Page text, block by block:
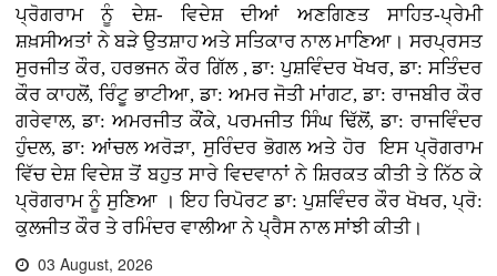
ਪ੍ਰੋਗਰਾਮ ਨੂੰ ਦੇਸ਼- ਵਿਦੇਸ਼ ਦੀਆਂ ਅਣਗਿਣਤ ਸਾਹਿਤ-ਪ੍ਰੇਮੀ
ਸ਼ਖ਼ਸੀਅਤਾਂ ਨੇ ਬੜੇ ਉਤਸ਼ਾਹ ਅਤੇ ਸਤਿਕਾਰ ਨਾਲ ਮਾਣਿਆ। ਸਰਪ੍ਰਸਤ
ਸੁਰਜੀਤ ਕੌਰ, ਹਰਭਜਨ ਕੌਰ ਗਿੱਲ , ਡਾ: ਪੁਸ਼ਵਿੰਦਰ ਖੋਖਰ, ਡਾ: ਸਤਿੰਦਰ
ਕੌਰ ਕਾਹਲੋਂ, ਰਿੰਟੂ ਭਾਟੀਆ, ਡਾ: ਅਮਰ ਜੋਤੀ ਮਾਂਗਟ, ਡਾ: ਰਾਜਬੀਰ ਕੌਰ
ਗਰੇਵਾਲ, ਡਾ: ਅਮਰਜੀਤ ਕੌਂਕੇ, ਪਰਮਜੀਤ ਸਿੰਘ ਢਿੱਲੋਂ, ਡਾ: ਰਾਜਵਿੰਦਰ
ਹੁੰਦਲ, ਡਾ: ਆਂਚਲ ਅਰੋੜਾ, ਸੁਰਿੰਦਰ ਭੋਗਲ ਅਤੇ ਹੋਰ ਇਸ ਪ੍ਰੋਗਰਾਮ
ਵਿੱਚ ਦੇਸ਼ ਵਿਦੇਸ਼ ਤੋਂ ਬਹੁਤ ਸਾਰੇ ਵਿਦਵਾਨਾਂ ਨੇ ਸ਼ਿਰਕਤ ਕੀਤੀ ਤੇ ਨਿੱਠ ਕੇ
ਪ੍ਰੋਗਰਾਮ ਨੂੰ ਸੁਣਿਆ । ਇਹ ਰਿਪੋਰਟ ਡਾ: ਪੁਸ਼ਵਿੰਦਰ ਕੌਰ ਖੋਖਰ, ਪ੍ਰੋ:
ਕੁਲਜੀਤ ਕੌਰ ਤੇ ਰਮਿੰਦਰ ਵਾਲੀਆ ਨੇ ਪ੍ਰੈਸ ਨਾਲ ਸਾਂਝੀ ਕੀਤੀ।
03 August, 2026